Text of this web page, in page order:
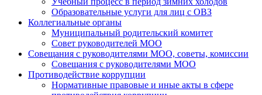
Образовательные услуги для лиц с ОВЗ
Коллегиальные органы
Муниципальный родительский комитет
Совет руководителей МОО
Совещания с руководителями МОО, советы, комиссии
Совещания с руководителями МОО
Противодействие коррупции
Нормативные правовые и иные акты в сфере